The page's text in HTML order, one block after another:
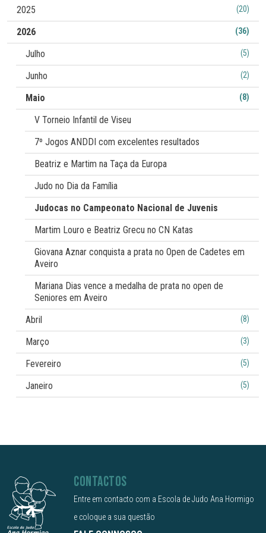
2025 (20)
2026 (36)
Julho (5)
Junho (2)
Maio (8)
V Torneio Infantil de Viseu
7º Jogos ANDDI com excelentes resultados
Beatriz e Martim na Taça da Europa
Judo no Dia da Família
Judocas no Campeonato Nacional de Juvenis
Martim Louro e Beatriz Grecu no CN Katas
Giovana Aznar conquista a prata no Open de Cadetes em
Aveiro
Mariana Dias vence a medalha de prata no open de
Seniores em Aveiro
Abril
(8)
Março (3)
Fevereiro (5)
Janeiro (5)
CONTACTOS
Entre em contacto com a Escola de Judo Ana Hormigo
e coloque a sua questão